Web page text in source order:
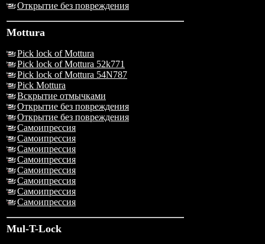
Открытие без повреждения
Mottura
Pick lock of Mottura
Pick lock of Mottura 52k771
Pick lock of Mottura 54N787
Pick Mottura
Вскрытие отмычками
Открытие без повреждения
Открытие без повреждения
Самоипрессия
Самоипрессия
Самоипрессия
Самоипрессия
Самоипрессия
Самоипрессия
Самоипрессия
Самоипрессия
Mul-T-Lock